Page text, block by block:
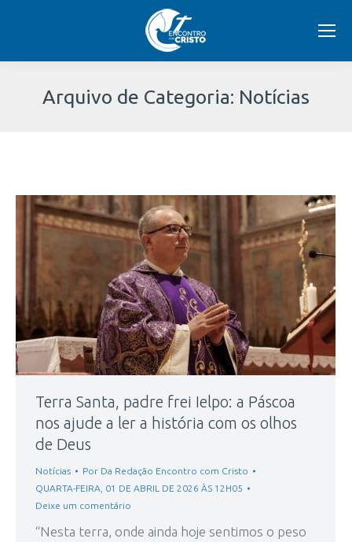
Arquivo de Categoria: Notícias
aqui:
Terra Santa, padre frei Ielpo: a Páscoa
nos ajude a ler a história com os olhos
de Deus
Notícias Por Da Redação Encontro com Cristo
QUARTA-FEIRA, 01 DE ABRIL DE 2026 ÀS 12H05
Deixe um comentário
“Nesta terra, onde ainda hoje sentimos o peso